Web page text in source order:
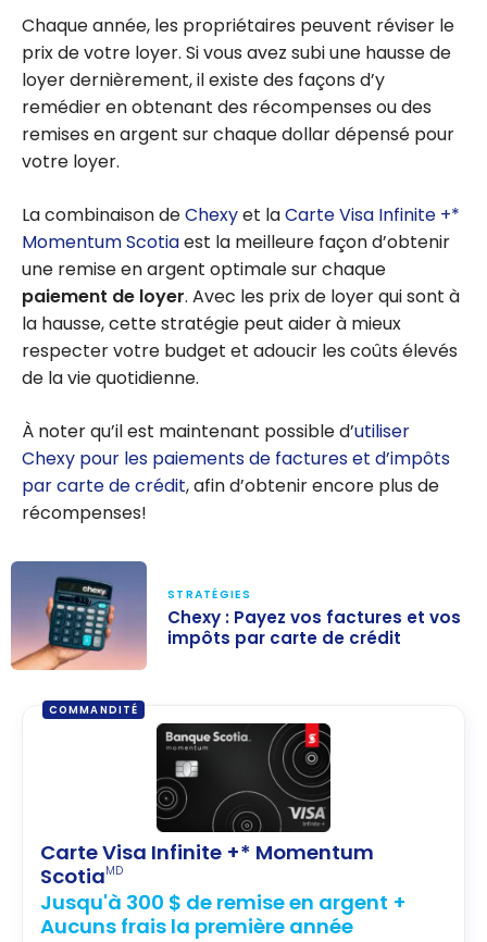
Carte Visa
Infinite
Momentum
Scotia
Chaque année, les propriétaires peuvent réviser le
prix de votre loyer. Si vous avez subi une hausse de
loyer dernièrement, il existe des façons d’y
remédier en obtenant des récompenses ou des
remises en argent sur chaque dollar dépensé pour
votre loyer.
La combinaison deChexyet laCarte Visa Infinite +*
Momentum Scotiaest la meilleure façon d’obtenir
une remise en argent optimale sur chaque
paiement de loyer. Avec les prix de loyer qui sont à
la hausse, cette stratégie peut aider à mieux
respecter votre budget et adoucir les coûts élevés
de la vie quotidienne.
À noter qu’il est maintenant possible d’utiliser
Chexy pour les paiements de factures et d’impôts
par carte de crédit, afin d’obtenir encore plus de
récompenses!
vos factures et
STRATÉGIES
Chexy : Payez vos factures et vos
impôts par carte de crédit
COMMANDITÉ
Carte Visa Infinite +* Momentum
ScotiaMD
Jusqu'à 300 $ de remise en argent +
Aucuns frais la première année